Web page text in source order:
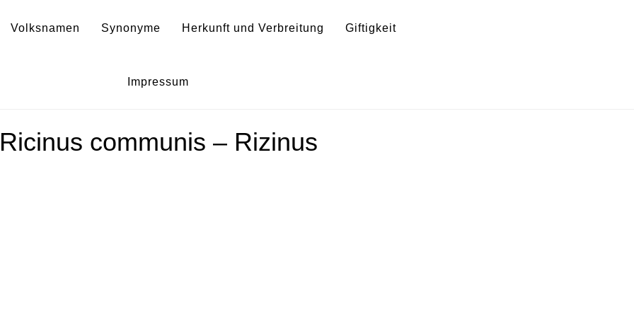
Volksnamen Synonyme Herkunft und Verbreitung Giftigkeit
Impressum
Ricinus communis – Rizinus